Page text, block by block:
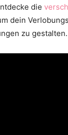
die
dein
zu gestalten.